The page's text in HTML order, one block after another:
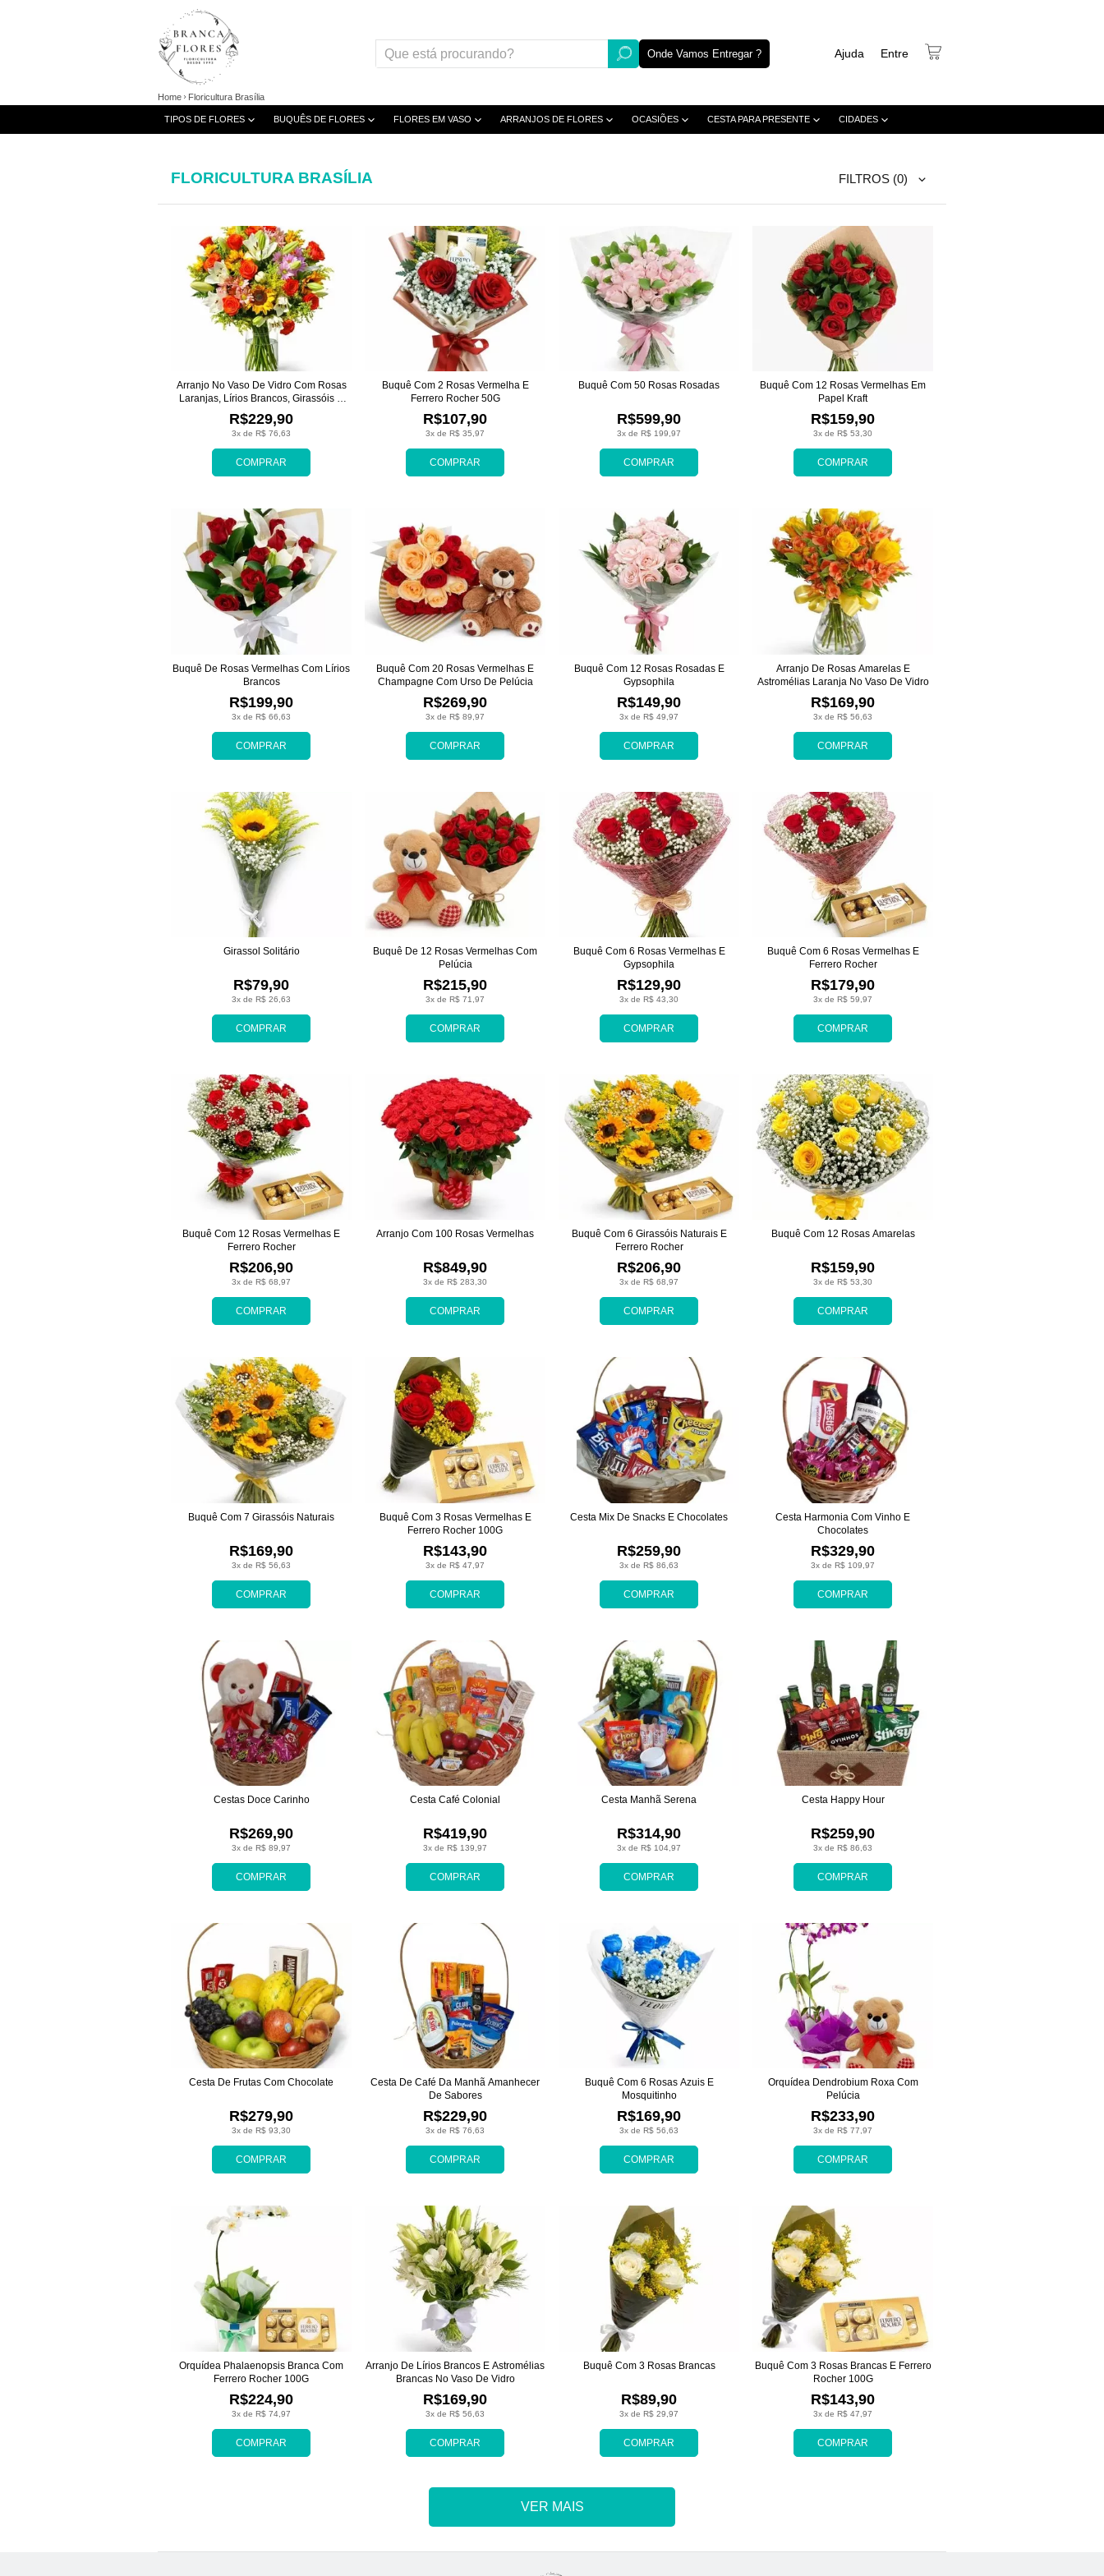
Onde Vamos Entregar ? Entre
Ajuda
TIPOS DE FLORES BUQUÊS DE FLORES FLORES EM VASO ARRANJOS DE FLORES OCASIÕES CESTA PARA PRESENTE CIDADES
Home Floricultura Brasília
FLORICULTURA BRASÍLIA FILTROS (0)
COMPRAR
3x de R$ 76,63
R$229,90
Arranjo No Vaso De Vidro Com Rosas
Laranjas, Lírios Brancos, Girassóis E
Margaridas
COMPRAR
3x de R$ 35,97
R$107,90
Buquê Com 2 Rosas Vermelha E
Ferrero Rocher 50G
COMPRAR
3x de R$ 199,97
R$599,90
Buquê Com 50 Rosas Rosadas
COMPRAR
3x de R$ 53,30
R$159,90
Buquê Com 12 Rosas Vermelhas Em
Papel Kraft
COMPRAR
3x de R$ 66,63
R$199,90
Buquê De Rosas Vermelhas Com Lírios
Brancos
COMPRAR
3x de R$ 89,97
R$269,90
Buquê Com 20 Rosas Vermelhas E
Champagne Com Urso De Pelúcia
COMPRAR
3x de R$ 49,97
R$149,90
Buquê Com 12 Rosas Rosadas E
Gypsophila
COMPRAR
3x de R$ 56,63
R$169,90
Arranjo De Rosas Amarelas E
Astromélias Laranja No Vaso De Vidro
COMPRAR
3x de R$ 26,63
R$79,90
Girassol Solitário
COMPRAR
3x de R$ 71,97
R$215,90
Buquê De 12 Rosas Vermelhas Com
Pelúcia
COMPRAR
3x de R$ 43,30
R$129,90
Buquê Com 6 Rosas Vermelhas E
Gypsophila
COMPRAR
3x de R$ 59,97
R$179,90
Buquê Com 6 Rosas Vermelhas E
Ferrero Rocher
COMPRAR
3x de R$ 68,97
R$206,90
Buquê Com 12 Rosas Vermelhas E
Ferrero Rocher
COMPRAR
3x de R$ 283,30
R$849,90
Arranjo Com 100 Rosas Vermelhas
COMPRAR
3x de R$ 68,97
R$206,90
Buquê Com 6 Girassóis Naturais E
Ferrero Rocher
COMPRAR
3x de R$ 53,30
R$159,90
Buquê Com 12 Rosas Amarelas
COMPRAR
3x de R$ 56,63
R$169,90
Buquê Com 7 Girassóis Naturais
COMPRAR
3x de R$ 47,97
R$143,90
Buquê Com 3 Rosas Vermelhas E
Ferrero Rocher 100G
COMPRAR
3x de R$ 86,63
R$259,90
Cesta Mix De Snacks E Chocolates
COMPRAR
3x de R$ 109,97
R$329,90
Cesta Harmonia Com Vinho E
Chocolates
COMPRAR
3x de R$ 89,97
R$269,90
Cestas Doce Carinho
COMPRAR
3x de R$ 139,97
R$419,90
Cesta Café Colonial
COMPRAR
3x de R$ 104,97
R$314,90
Cesta Manhã Serena
COMPRAR
3x de R$ 86,63
R$259,90
Cesta Happy Hour
COMPRAR
3x de R$ 93,30
R$279,90
Cesta De Frutas Com Chocolate
COMPRAR
3x de R$ 76,63
R$229,90
Cesta De Café Da Manhã Amanhecer
De Sabores
COMPRAR
3x de R$ 56,63
R$169,90
Buquê Com 6 Rosas Azuis E
Mosquitinho
COMPRAR
3x de R$ 77,97
R$233,90
Orquídea Dendrobium Roxa Com
Pelúcia
COMPRAR
3x de R$ 74,97
R$224,90
Orquídea Phalaenopsis Branca Com
Ferrero Rocher 100G
COMPRAR
3x de R$ 56,63
R$169,90
Arranjo De Lírios Brancos E Astromélias
Brancas No Vaso De Vidro
COMPRAR
3x de R$ 29,97
R$89,90
Buquê Com 3 Rosas Brancas
COMPRAR
3x de R$ 47,97
R$143,90
Buquê Com 3 Rosas Brancas E Ferrero
Rocher 100G
VER MAIS